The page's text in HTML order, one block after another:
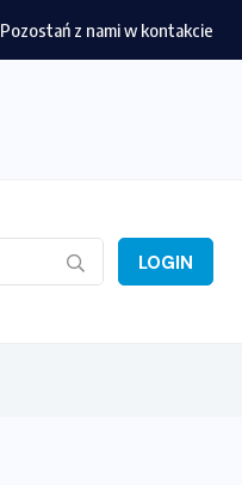
Pozostań z nami w kontakcie
LOGIN